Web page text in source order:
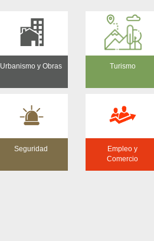
Urbanismo y Obras Turismo
Seguridad
Empleo y
Comercio